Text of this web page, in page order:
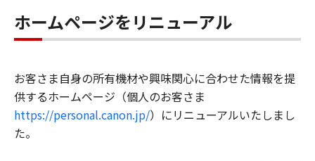
ホームページをリニューアル
お客さま自身の所有機材や興味関心に合わせた情報を提
供するホームページ（個人のお客さま
https://personal.canon.jp/）にリニューアルいたしまし
た。